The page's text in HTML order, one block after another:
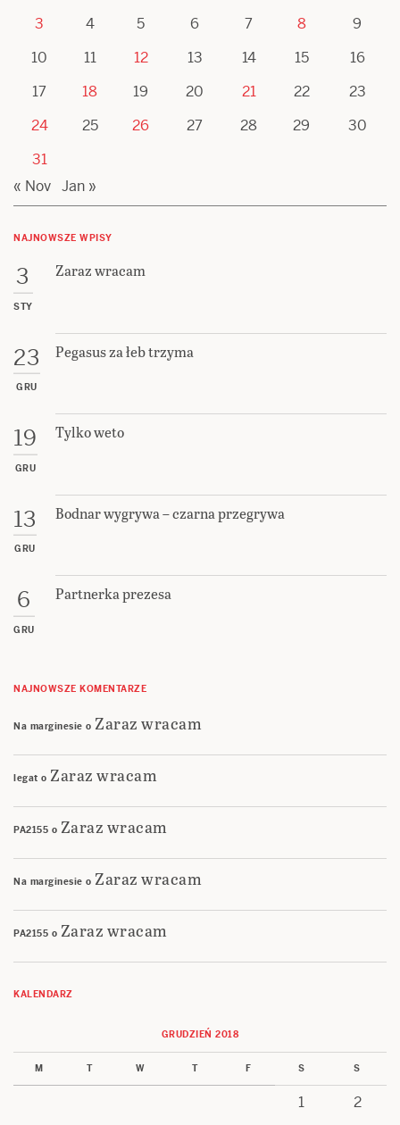
3 4 5 6 7 8
9
10
11 12 13 14 15
16
17
18 19 20 21 22
23
24
25 26 27 28 29
30
31
« Nov Jan »
NAJNOWSZE WPISY
3
STY
Zaraz wracam
23
GRU
Pegasus za łeb trzyma
19
GRU
Tylko weto
13
GRU
Bodnar wygrywa – czarna przegrywa
6
GRU
Partnerka prezesa
NAJNOWSZE KOMENTARZE
Na marginesie o Zaraz wracam
legat o Zaraz wracam
PA2155 o Zaraz wracam
Na marginesie o Zaraz wracam
PA2155 o Zaraz wracam
KALENDARZ
GRUDZIEŃ 2018
M T W T F S S
1
2